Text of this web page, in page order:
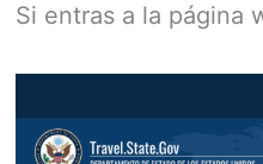
Si entras a la página